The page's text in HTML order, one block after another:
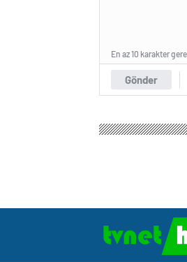
Gönder
En az 10 karakter